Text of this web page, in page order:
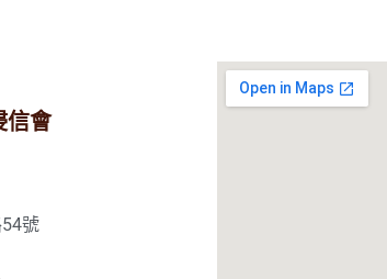
信會
號